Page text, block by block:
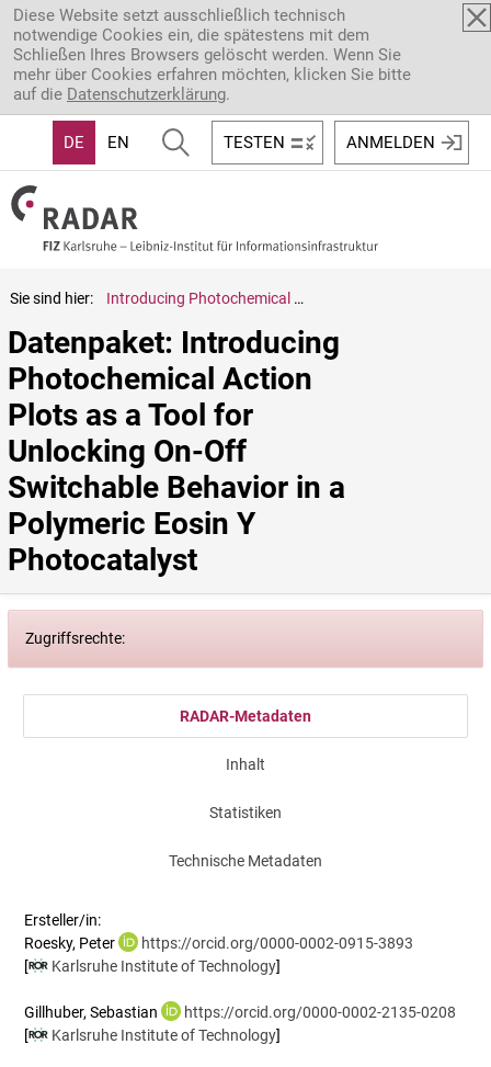
Direkt zum Inhalt
Diese Website setzt ausschließlich technisch
notwendige Cookies ein, die spätestens mit dem
Schließen Ihres Browsers gelöscht werden. Wenn Sie
mehr über Cookies erfahren möchten, klicken Sie bitte
auf die Datenschutzerklärung.
DE EN TESTEN ANMELDEN
Sie sind hier: Introducing Photochemical Action Plots as a Tool for Unlocking On-Off Switchable Behavior in a Polymeric Eosin Y Photocatalyst
Datenpaket: Introducing
Photochemical Action
Plots as a Tool for
Unlocking On-Off
Switchable Behavior in a
Polymeric Eosin Y
Photocatalyst
Zugriffsrechte:
RADAR-Metadaten
Inhalt
Statistiken
Technische Metadaten
Ersteller/in:
Roesky, Peter
https://orcid.org/0000-0002-0915-3893
[
Karlsruhe Institute of Technology]
Gillhuber, Sebastian
https://orcid.org/0000-0002-2135-0208
[
Karlsruhe Institute of Technology]